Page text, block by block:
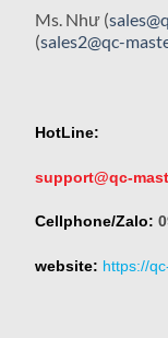
Ms. Như (
(sales2@qc-
HotLine:
support@qc-
Cellphone/Zalo:
website: https://